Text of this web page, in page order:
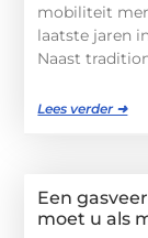
mobiliteit
laatste jaren
Naast
Lees verder ➜
Een
moet u als